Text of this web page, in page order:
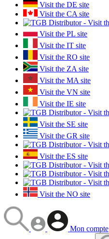
Visit the DE site
Visit the CA site
Visit the PL site
Visit the IT site
Visit the RO site
Visit the ZA site
Visit the MA site
Visit the VN site
Visit the IE site
Visit the SE site
Visit the GR site
Visit the ES site
Visit the NO site
Mon compte